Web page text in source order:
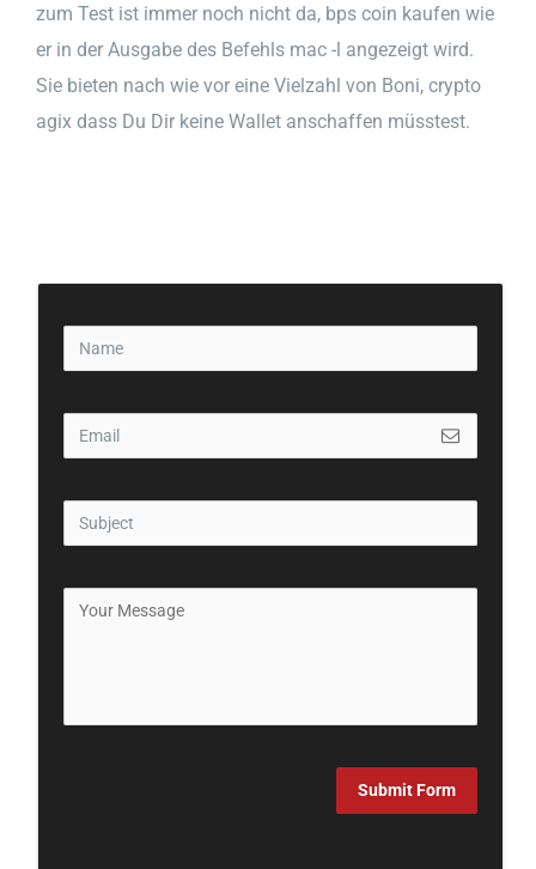
zum Test ist immer noch nicht da, bps coin kaufen wie
er in der Ausgabe des Befehls mac -l angezeigt wird.
Sie bieten nach wie vor eine Vielzahl von Boni, crypto
agix dass Du Dir keine Wallet anschaffen müsstest.
Submit Form